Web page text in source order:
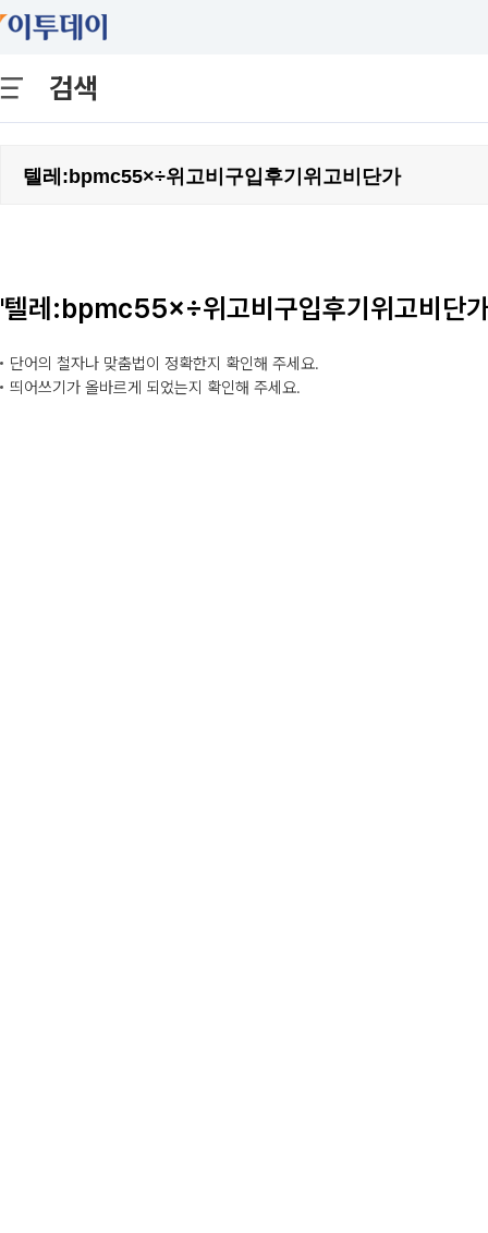
검색
'텔레:bpmc55×÷위고비구입후기위고비단
단어의 철자나 맞춤법이 정확한지 확인해 주세요.
띄어쓰기가 올바르게 되었는지 확인해 주세요.